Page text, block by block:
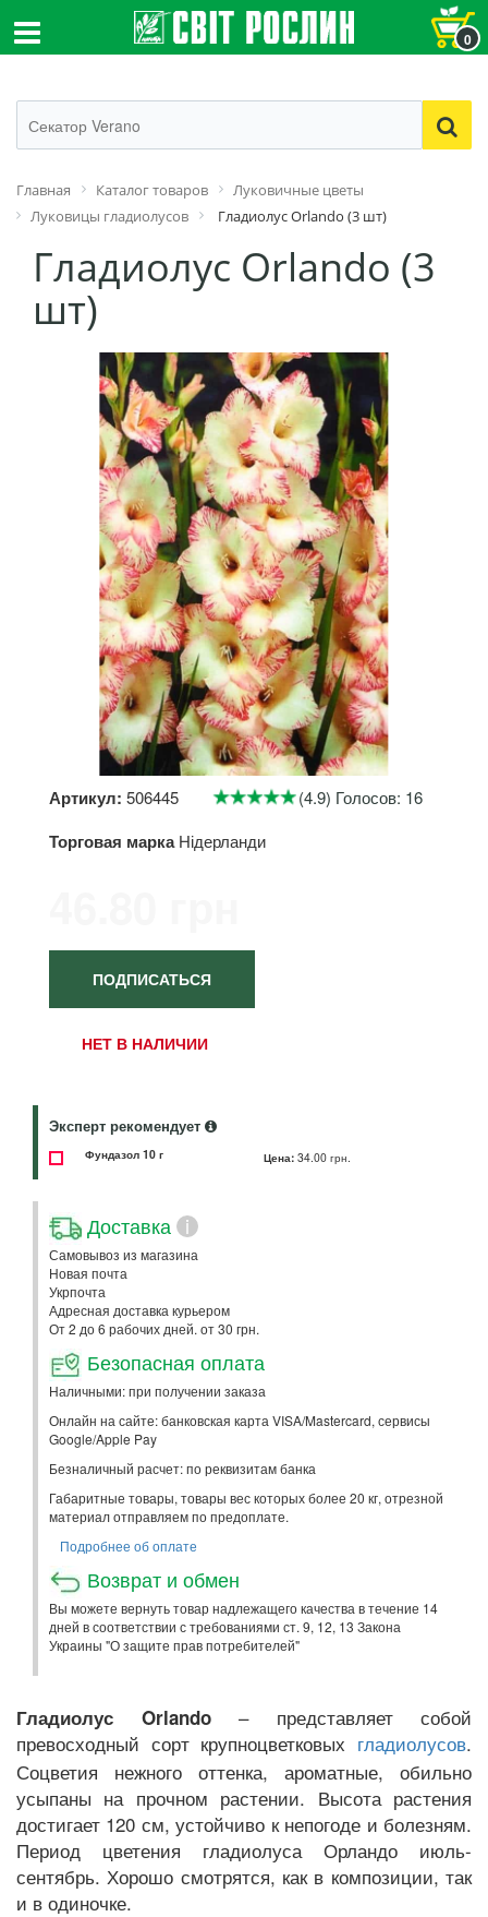
0
Главная Каталог товаров
Луковичные цветы
Луковицы гладиолусов
Гладиолус Orlando (3 шт)
Гладиолус Orlando (3
шт)
Артикул: 506445 (4.9) Голосов: 16
Торговая марка Нідерланди
ПОДПИСАТЬСЯ
НЕТ В НАЛИЧИИ
Эксперт рекомендует
Фундазол 10 г Цена: 34.00 грн.
Доставка i
Самовывоз из магазина
Новая почта
Укрпочта
Адресная доставка курьером
От 2 до 6 рабочих дней. от 30 грн.
Безопасная оплата
Наличными: при получении заказа
Онлайн на сайте: банковская карта VISA/Mastercard, сервисы
Google/Apple Pay
Безналичный расчет: по реквизитам банка
Габаритные товары, товары вес которых более 20 кг, отрезной
материал отправляем по предоплате.
Подробнее об оплате
Возврат и обмен
Вы можете вернуть товар надлежащего качества в течение 14
дней в соответствии с требованиями ст. 9, 12, 13 Закона
Украины "О защите прав потребителей"
Гладиолус Orlando – представляет собой
превосходный сорт крупноцветковых
гладиолусов.
Соцветия нежного оттенка, ароматные, обильно
усыпаны на прочном растении. Высота растения
достигает 120 см, устойчиво к непогоде и болезням.
Период цветения гладиолуса Орландо июль-
сентябрь. Хорошо смотрятся, как в композиции, так
и в одиночке.